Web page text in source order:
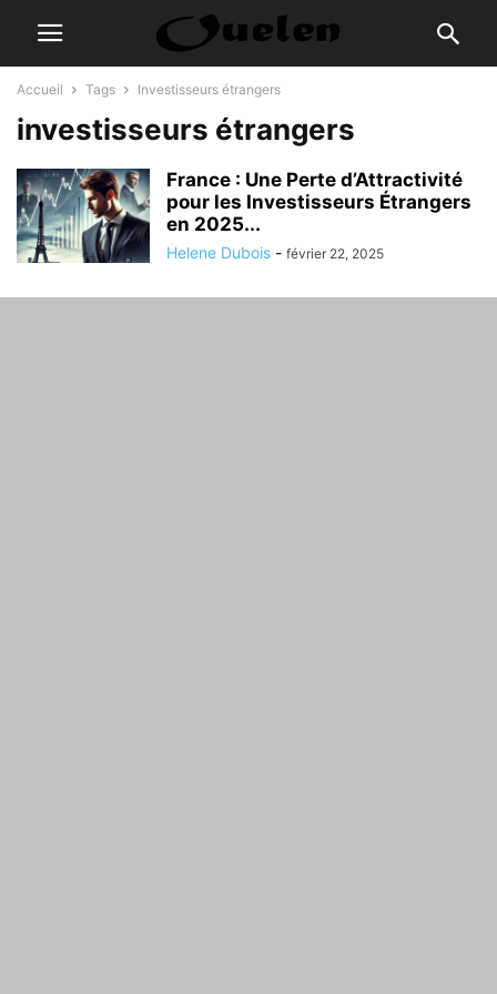
Accueil Tags Investisseurs étrangers
investisseurs étrangers
France : Une Perte d’Attractivité
pour les Investisseurs Étrangers
en 2025...
Helene Dubois - février 22, 2025